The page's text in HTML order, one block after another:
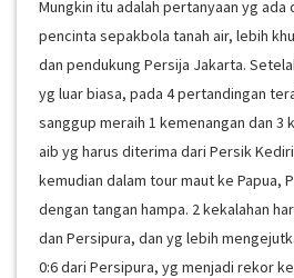
Mungkin itu adalah pertanyaan yg ada
pencinta sepakbola tanah air, lebih
dan pendukung Persija Jakarta.
yg luar biasa, pada 4 pertandingan
sanggup meraih 1 kemenangan dan 3
aib yg harus diterima dari Persik
kemudian dalam tour maut ke Papua,
dengan tangan hampa. 2 kekalahan
dan Persipura, dan yg lebih
0:6 dari Persipura, yg menjadi rekor